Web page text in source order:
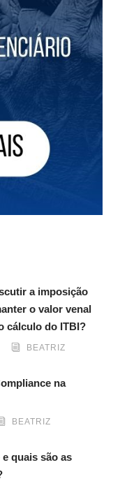
a imposição
o valor venal
cálculo do ITBI?
BEATRIZ
na
BEATRIZ
quais são as